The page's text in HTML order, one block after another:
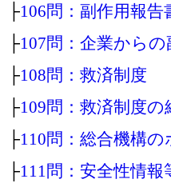
├106問：副作用報告
├107問：企業から
├108問：救済制度
├109問：救済制度の
├110問：総合機構
├111問：安全性情報